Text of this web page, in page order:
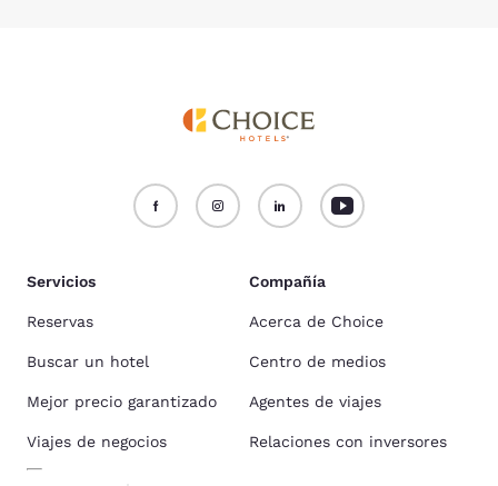
Servicios
Reservas
Buscar un hotel
Mejor precio garantizado
Viajes de negocios
Compañía
Acerca de Choice
Centro de medios
Agentes de viajes
Relaciones con inversores